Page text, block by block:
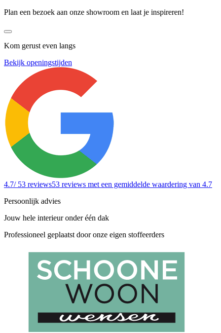
Plan een bezoek aan onze showroom en laat je inspireren!
Kom gerust even langs
Bekijk openingstijden
4.7/ 53 reviews53 reviews met een gemiddelde waardering van 4.7
Persoonlijk advies
Jouw hele interieur onder één dak
Professioneel geplaatst door onze eigen stoffeerders